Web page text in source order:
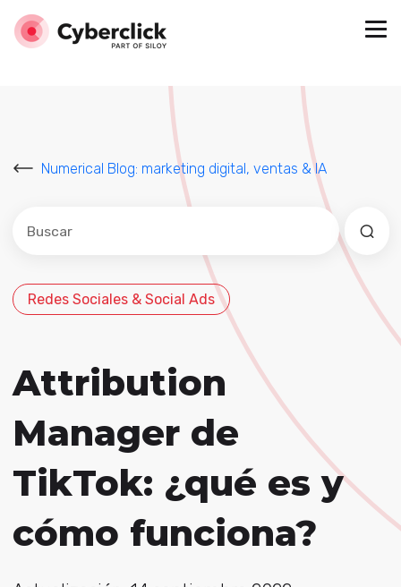
Numerical Blog: marketing digital, ventas & IA
Este es un campo de búsqueda con una función de
No hay sugerencias porque el campo de
Redes Sociales & Social Ads
Attribution
Manager de
TikTok: ¿qué es y
cómo funciona?